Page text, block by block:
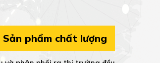
Sản phẩm chất lượng